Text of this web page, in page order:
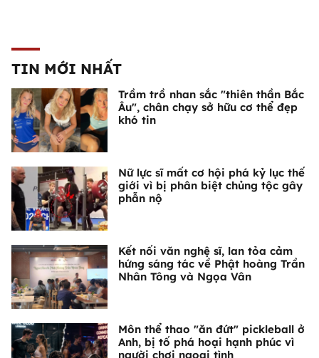
TIN MỚI NHẤT
Trầm trồ nhan sắc "thiên thần Bắc
Âu", chân chạy sở hữu cơ thể đẹp
khó tin
Nữ lực sĩ mất cơ hội phá kỷ lục thế
giới vì bị phân biệt chủng tộc gây
phẫn nộ
Kết nối văn nghệ sĩ, lan tỏa cảm
hứng sáng tác về Phật hoàng Trần
Nhân Tông và Ngọa Vân
Môn thể thao "ăn đứt" pickleball ở
Anh, bị tố phá hoại hạnh phúc vì
người chơi ngoại tình